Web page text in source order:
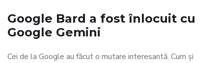
Google Bard a fost înlocuit cu
Google Gemini
Cei de la Google au făcut o mutare interesantă. Cum și